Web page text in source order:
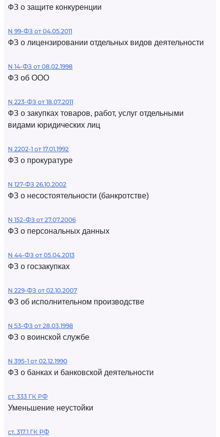
ФЗ о защите конкуренции
N 99-ФЗ от 04.05.2011
ФЗ о лицензировании отдельных видов деятельности
N 14-ФЗ от 08.02.1998
ФЗ об ООО
N 223-ФЗ от 18.07.2011
ФЗ о закупках товаров, работ, услуг отдельными
видами юридических лиц
N 2202-1 от 17.01.1992
ФЗ о прокуратуре
N 127-ФЗ 26.10.2002
ФЗ о несостоятельности (банкротстве)
N 152-ФЗ от 27.07.2006
ФЗ о персональных данных
N 44-ФЗ от 05.04.2013
ФЗ о госзакупках
N 229-ФЗ от 02.10.2007
ФЗ об исполнительном производстве
N 53-ФЗ от 28.03.1998
ФЗ о воинской службе
N 395-1 от 02.12.1990
ФЗ о банках и банковской деятельности
ст. 333 ГК РФ
Уменьшение неустойки
ст. 317.1 ГК РФ